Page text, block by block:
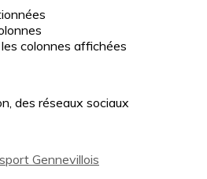
colonnes affichées
des réseaux sociaux